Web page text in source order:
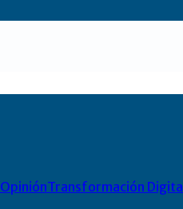
OpiniónTransformación Digital